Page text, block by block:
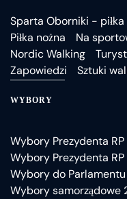
Sparta Oborniki - piłka
Piłka nożna
Na
Nordic Walking
Zapowiedzi
Sztuki
WYBORY
Wybory Prezydenta
Wybory Prezydenta
Wybory do
Wybory samorządowe